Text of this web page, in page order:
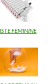
FEMININE